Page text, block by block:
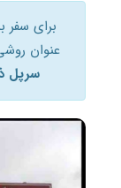
برای سفر
عنوان
سرپل